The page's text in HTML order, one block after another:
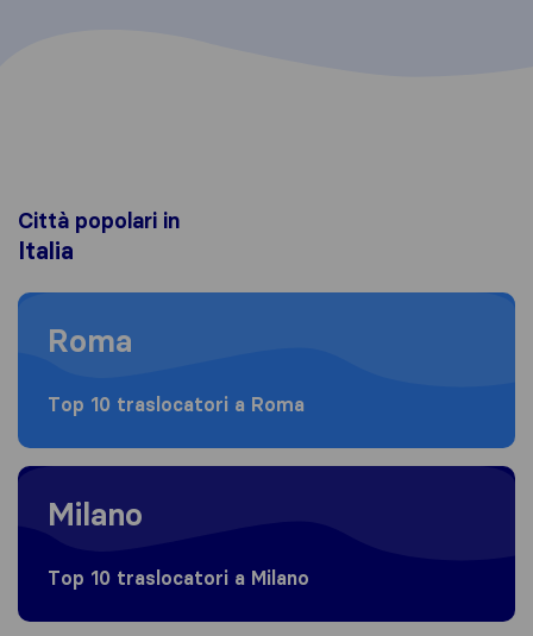
Città popolari in
Italia
Moving to Roma
Roma
Top 10 traslocatori a Roma
Moving to Milano
Milano
Top 10 traslocatori a Milano